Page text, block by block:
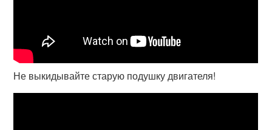
Не выкидывайте старую подушку двигателя!